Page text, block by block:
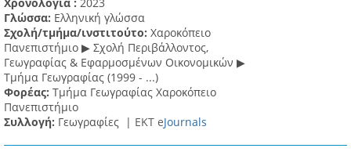
Γλώσσα: Ελληνική γλώσσα
Σχολή/τμήμα/ινστιτούτο: Χαροκόπειο
Πανεπιστήμιο ▶ Σχολή Περιβάλλοντος,
Γεωγραφίας & Εφαρμοσμένων Οικονομικών ▶
Τμήμα Γεωγραφίας (1999 - ...)
Φορέας: Τμήμα Γεωγραφίας Χαροκόπειο
Πανεπιστήμιο
Συλλογή: Γεωγραφίες | ΕΚΤ eJournals